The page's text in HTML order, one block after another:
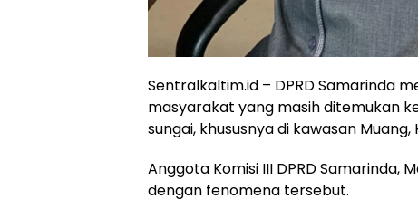
Sentralkaltim.id – DPRD Samarinda
masyarakat yang masih ditemukan
sungai, khususnya di kawasan
Anggota Komisi III DPRD Samarinda,
dengan fenomena tersebut.